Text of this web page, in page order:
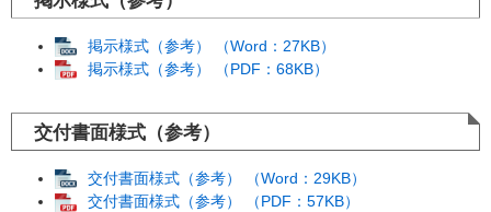
掲示様式（参考） （Word：27KB）
掲示様式（参考） （PDF：68KB）
交付書面様式（参考）
交付書面様式（参考） （Word：29KB）
交付書面様式（参考） （PDF：57KB）